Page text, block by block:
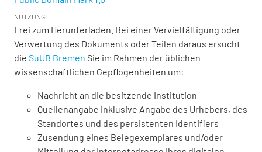
NUTZUNG
Frei zum Herunterladen. Bei einer Vervielfältigung oder
Verwertung des Dokuments oder Teilen daraus ersucht
die SuUB Bremen Sie im Rahmen der üblichen
wissenschaftlichen Gepflogenheiten um:
Nachricht an die besitzende Institution
Quellenangabe inklusive Angabe des Urhebers, des
Standortes und des persistenten Identifiers
Zusendung eines Belegexemplares und/oder